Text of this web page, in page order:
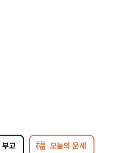
부고 오늘의 운세